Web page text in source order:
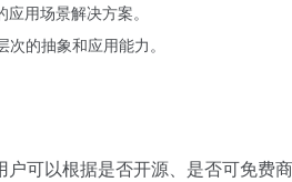
用场景解决方案。
的抽象和应用能力。
可以根据是否开源、是否可免费